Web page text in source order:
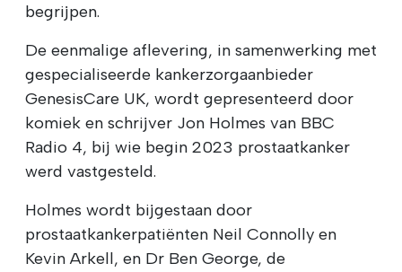
begrijpen.
De eenmalige aflevering, in samenwerking met
gespecialiseerde kankerzorgaanbieder
GenesisCare UK, wordt gepresenteerd door
komiek en schrijver Jon Holmes van BBC
Radio 4, bij wie begin 2023 prostaatkanker
werd vastgesteld.
Holmes wordt bijgestaan door
prostaatkankerpatiënten Neil Connolly en
Kevin Arkell, en Dr Ben George, de